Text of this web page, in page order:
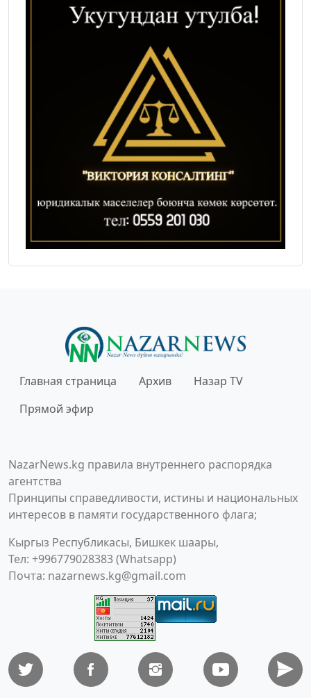
Главная страница Архив
Назар TV
Прямой эфир
NazarNews.kg правила внутреннего распорядка
агентства
Принципы справедливости, истины и национальных
интересов в памяти государственного флага;
Кыргыз Республикасы, Бишкек шаары,
Тел: +996779028383 (Whatsapp)
Почта: nazarnews.kg@gmail.com